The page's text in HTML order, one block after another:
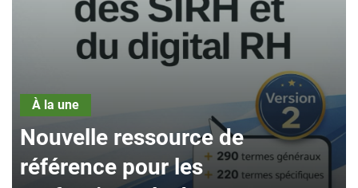
de
les
À la une
Great Place to